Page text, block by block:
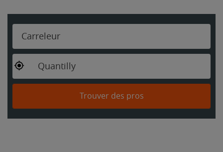
Carreleur
Quantilly
Trouver des pros